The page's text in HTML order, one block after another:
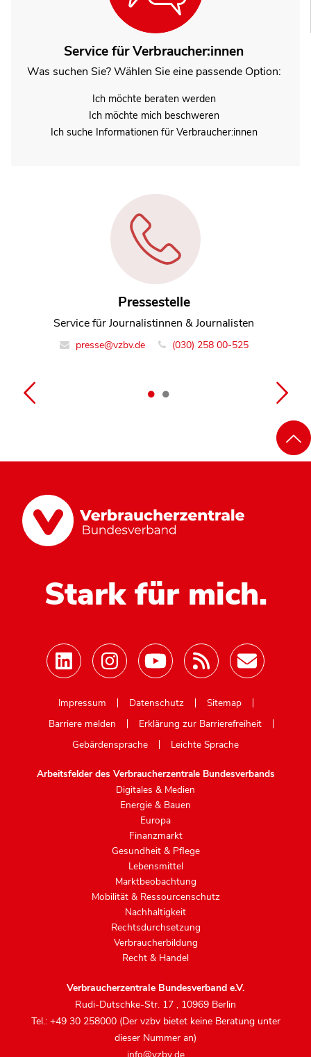
Service für Verbraucher:innen
Was suchen Sie? Wählen Sie eine passende Option:
Ich möchte beraten werden
Ich möchte mich beschweren
Ich suche Informationen für Verbraucher:innen
Pressestelle
Service für Journalistinnen & Journalisten
presse@vzbv.de (030) 258 00-525
Anett Ludwig
Referentin Team Energie und Bauen
info@vzbv.de +49 30 25800-0
Stark für mich.
Impressum
Datenschutz
Sitemap
Barriere melden
Erklärung zur Barrierefreiheit
Gebärdensprache
Leichte Sprache
Arbeitsfelder des Verbraucherzentrale Bundesverbands
Digitales & Medien
Energie & Bauen
Europa
Finanzmarkt
Gesundheit & Pflege
Lebensmittel
Marktbeobachtung
Mobilität & Ressourcenschutz
Nachhaltigkeit
Rechtsdurchsetzung
Verbraucherbildung
Recht & Handel
Verbraucherzentrale Bundesverband e.V.
Rudi-Dutschke-Str. 17 , 10969 Berlin
Tel.: +49 30 258000 (Der vzbv bietet keine Beratung unter
dieser Nummer an)